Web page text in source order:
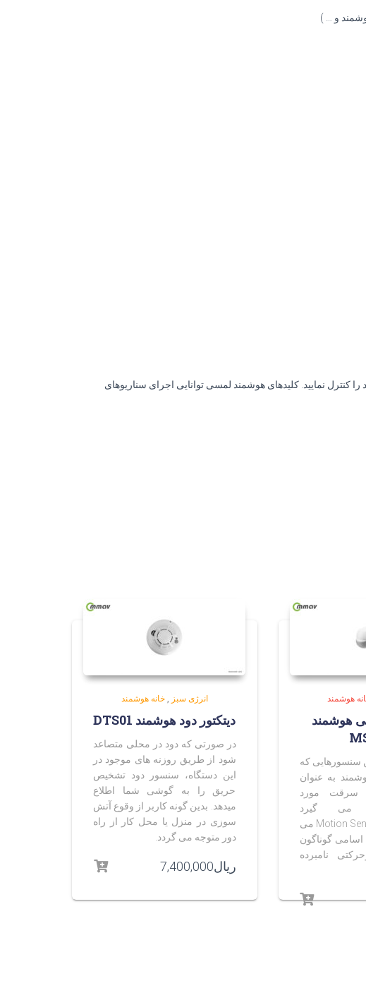
و … )
نمایید. کلیدهای هوشمند لمسی توانایی اجرای سناریوهای
هوشمند
هوشمند
سنسورهایی که
به عنوان
سرقت مورد
می گیرد
سنسورحرکتی Motion Sensor می
اسامی گوناگون
نامبرده
انرژی سبز ,خانه هوشمند
دیتکتور دود هوشمند DTS01
در صورتی که دود در محلی متصاعد
شود از طریق روزنه های موجود در
این دستگاه، سنسور دود تشخیص
حریق را به گوشی شما اطلاع
میدهد. بدین گونه کاربر از وقوع آتش
سوزی در منزل یا محل کار از راه
دور متوجه می گردد.
ریال7,400,000